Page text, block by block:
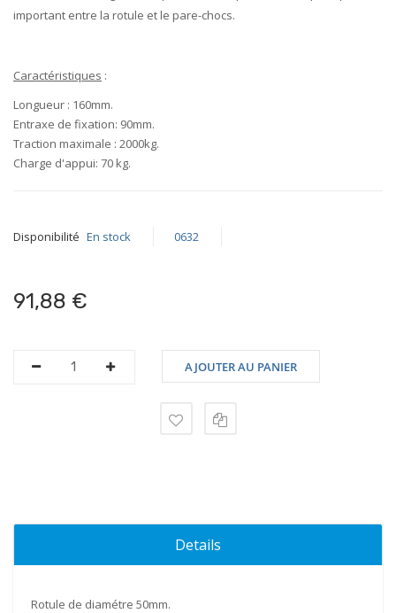
important entre la rotule et le pare-chocs.
Caractéristiques :
Longueur : 160mm.
Entraxe de fixation: 90mm.
Traction maximale : 2000kg.
Charge d'appui: 70 kg.
Disponibilité En stock 0632
91,88 €
AJOUTER AU PANIER
Details
Rotule de diamétre 50mm.